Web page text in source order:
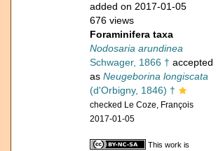
added on 2017-01-05
676 views
Foraminifera taxa
Nodosaria arundinea
Schwager, 1866 † accepted
as Neugeborina longiscata
(d'Orbigny, 1846) †
checked Le Coze, François
2017-01-05
This work is